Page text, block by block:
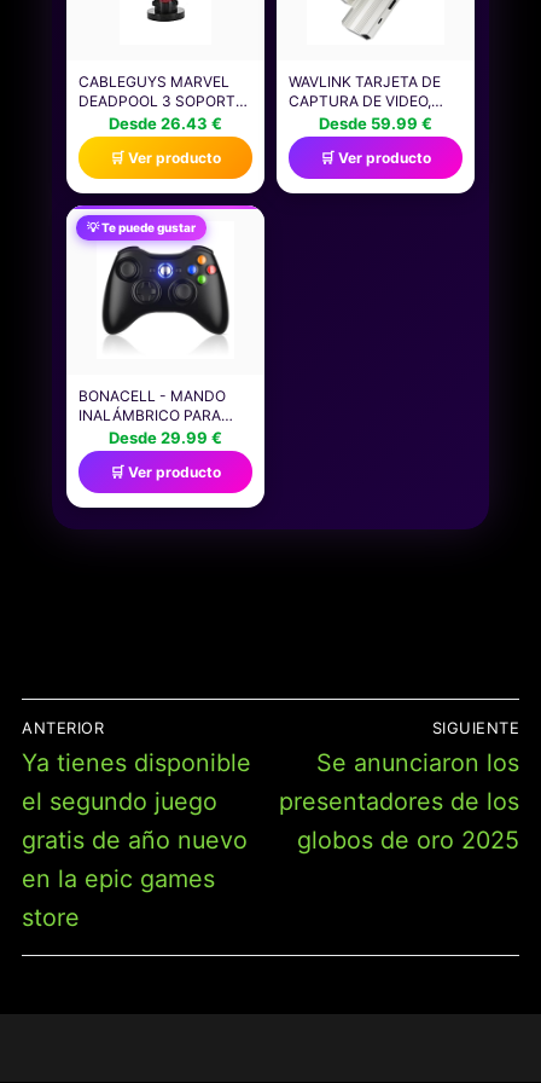
CABLEGUYS MARVEL
DEADPOOL 3 SOPORTE
MANDO Y MOVIL -
FIGURAS SOPORTE
PARA MOVIL Y MANDO,
COMPATIBLE CON
XBOX, PLAYSTATION Y
LA MAYORÍA DE
MANDOS ESTÁNDAR,
ACCESORIOS
ESCRITORIO PARA
SETUP GAMING
Desde 26.43 €
🛒 Ver producto
WAVLINK TARJETA DE
CAPTURA DE VIDEO,
CAPTURADORA DE
VIDEO 4K HDMI PARA
STREAMING, 4K @ 30HZ
CAPTURE&LOOP-OUT,
PANTALLA ÚNICA 4K @
Desde 59.99 €
🛒 Ver producto
💡 Te puede gustar
BONACELL - MANDO
INALÁMBRICO PARA
XBOX 360 PC
CONTROLLER CON
ADAPTADOR RECEPTOR
USB DE 2,4 GHZ
GAMEPAD DE DOBLE
VIBRACIÓN MEJORADO
Desde 29.99 €
🛒 Ver producto
NAVEGACIÓN
DE
ENTRADAS
ANTERIOR
Entrada
anterior:
Ya tienes disponible
el segundo juego
gratis de año nuevo
en la epic games
store
SIGUIENTE
Entrada
siguiente:
Se anunciaron los
presentadores de los
globos de oro 2025